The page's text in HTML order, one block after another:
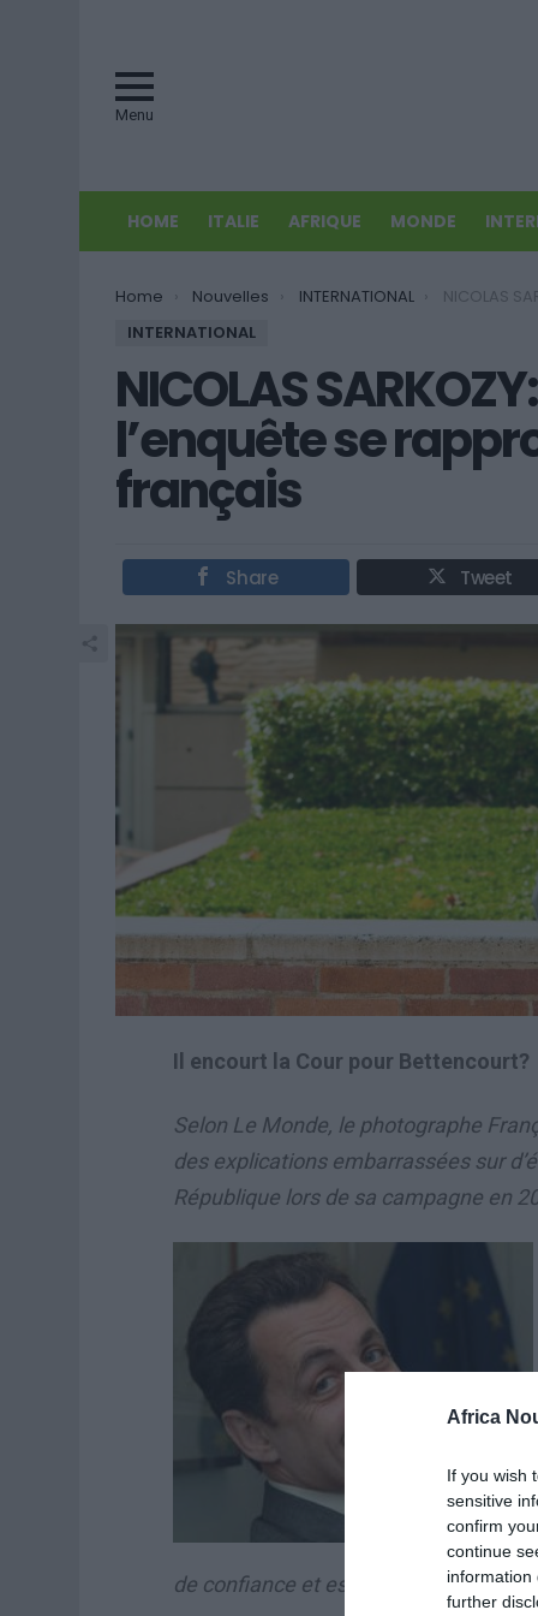
Africa
If you wish
sensitive
confirm
continue
information
further
Menu
HOME ITALIE AFRIQUE MONDE
You are here:
Home Nouvelles INTERNATIONAL
NICOLAS SARKOZY: Affaire
INTERNATIONAL
NICOLAS
l’enquête se
français
Share Tweet
Il encourt la Cour pour Bettencourt?
Selon Le Monde, le photographe
des explications embarrassées sur
République lors de sa campagne en
de confiance et escroquerie